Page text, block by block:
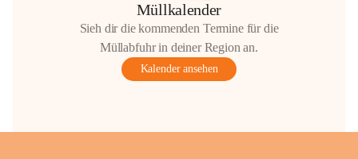
Müllkalender
Sieh dir die kommenden Termine für die
Müllabfuhr in deiner Region an.
Kalender ansehen